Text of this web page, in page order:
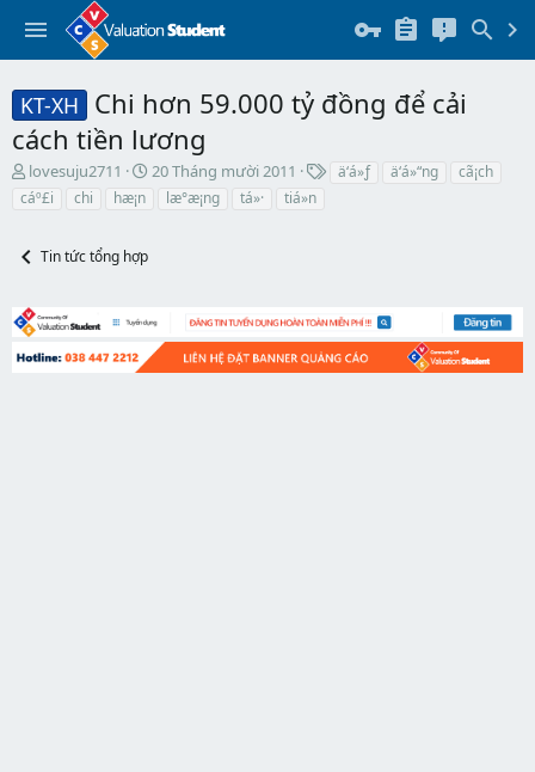
KT-XH
Chi hơn 59.000 tỷ đồng để cải
cách tiền lương
T
h
a
t
a
r
lovesuju2711
N
đ
u
20 Tháng mười 2011 ä‘á»ƒ ä‘á»“ng
cã¡ch
cáº£i
chi hæ¡n læ°æ¡ng tá»· tiá»n
Tin tức tổng hợp